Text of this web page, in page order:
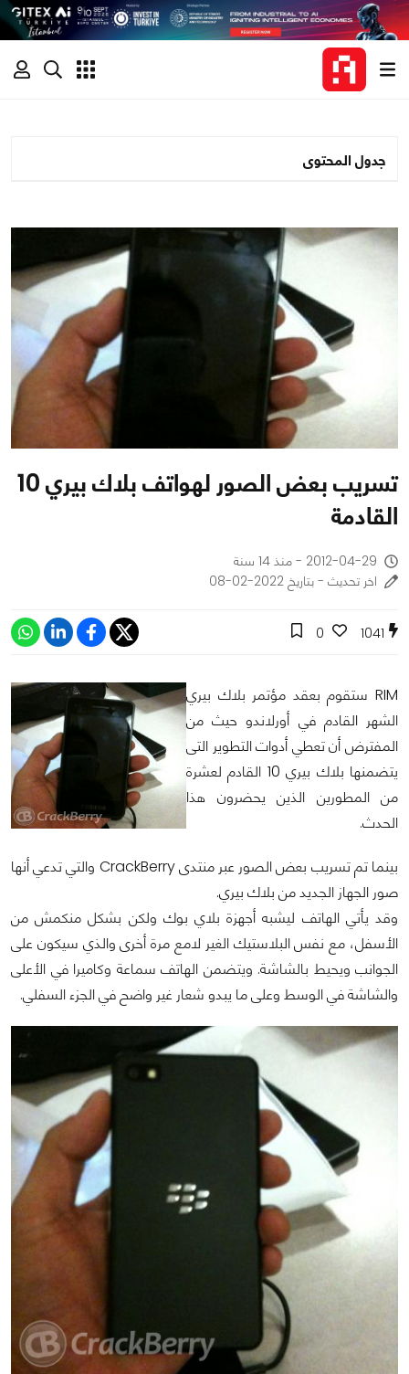
جدول المحتوى
تسريب بعض الصور لهواتف بلاك بيري 10
القادمة
2012-04-29 - منذ 14 سنة
اخر تحديث - بتاريخ 2022-02-08
1041
0
RIM ستقوم بعقد مؤتمر بلاك بيري
الشهر القادم في أورلاندو حيث من
المفترض أن تعطي أدوات التطوير التى
يتضمنها بلاك بيري 10 القادم لعشرة
من المطورين الذين يحضرون هذا
الحدث.
بينما تم تسريب بعض الصور عبر منتدى CrackBerry والتي تدعي أنها
صور الجهاز الجديد من بلاك بيري.
وقد يأتي الهاتف ليشبه أجهزة بلاي بوك ولكن بشكل منكمش من
الأسفل، مع نفس البلاستيك الغير لامع مرة أخرى والذي سيكون على
الجوانب ويحيط بالشاشة. ويتضمن الهاتف سماعة وكاميرا في الأعلى
والشاشة في الوسط وعلى ما يبدو شعار غير واضح في الجزء السفلي.